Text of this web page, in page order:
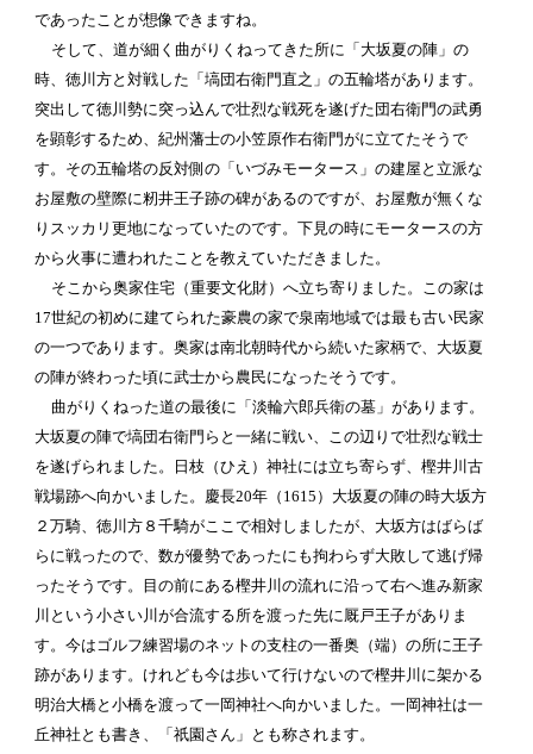
であったことが想像できますね。
そして、道が細く曲がりくねってきた所に「大坂夏の陣」の
時、徳川方と対戦した「塙団右衛門直之」の五輪塔があります。
突出して徳川勢に突っ込んで壮烈な戦死を遂げた団右衛門の武勇
を顕彰するため、紀州藩士の小笠原作右衛門がに立てたそうで
す。その五輪塔の反対側の「いづみモータース」の建屋と立派な
お屋敷の壁際に籾井王子跡の碑があるのですが、お屋敷が無くな
りスッカリ更地になっていたのです。下見の時にモータースの方
から火事に遭われたことを教えていただきました。
そこから奥家住宅（重要文化財）へ立ち寄りました。この家は
17世紀の初めに建てられた豪農の家で泉南地域では最も古い民家
の一つであります。奥家は南北朝時代から続いた家柄で、大坂夏
の陣が終わった頃に武士から農民になったそうです。
曲がりくねった道の最後に「淡輪六郎兵衛の墓」があります。
大坂夏の陣で塙団右衛門らと一緒に戦い、この辺りで壮烈な戦士
を遂げられました。日枝（ひえ）神社には立ち寄らず、樫井川古
戦場跡へ向かいました。慶長20年（1615）大坂夏の陣の時大坂方
２万騎、徳川方８千騎がここで相対しましたが、大坂方はばらば
らに戦ったので、数が優勢であったにも拘わらず大敗して逃げ帰
ったそうです。目の前にある樫井川の流れに沿って右へ進み新家
川という小さい川が合流する所を渡った先に厩戸王子がありま
す。今はゴルフ練習場のネットの支柱の一番奥（端）の所に王子
跡があります。けれども今は歩いて行けないので樫井川に架かる
明治大橋と小橋を渡って一岡神社へ向かいました。一岡神社は一
丘神社とも書き、「祇園さん」とも称されます。